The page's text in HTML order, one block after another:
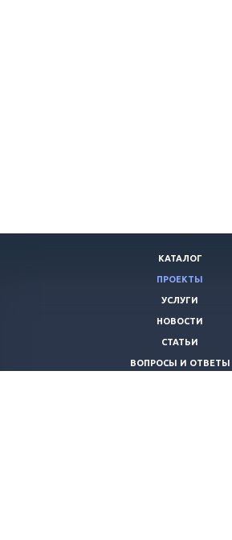
КАТАЛОГ
ПРОЕКТЫ
УСЛУГИ
НОВОСТИ
СТАТЬИ
ВОПРОСЫ И ОТВЕТЫ